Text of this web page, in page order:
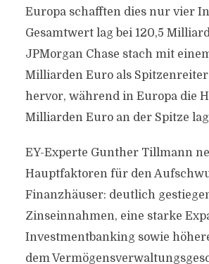
Europa schafften dies nur vier
Gesamtwert lag bei 120,5
JPMorgan Chase stach mit
Milliarden Euro als Spitzenreiter
hervor, während in Europa die
Milliarden Euro an der Spitze
EY-Experte Gunther Tillmann
Hauptfaktoren für den
Finanzhäuser: deutlich
Zinseinnahmen, eine starke
Investmentbanking sowie
dem